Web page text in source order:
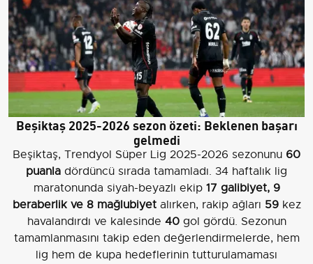
Beşiktaş 2025-2026 sezon özeti: Beklenen başarı
gelmedi
Beşiktaş, Trendyol Süper Lig 2025-2026 sezonunu 60
puanla dördüncü sırada tamamladı. 34 haftalık lig
maratonunda siyah-beyazlı ekip 17 galibiyet, 9
beraberlik ve 8 mağlubiyetalırken, rakip ağları 59kez
havalandırdı ve kalesinde 40gol gördü. Sezonun
tamamlanmasını takip eden değerlendirmelerde, hem
lig hem de kupa hedeflerinin tutturulamaması